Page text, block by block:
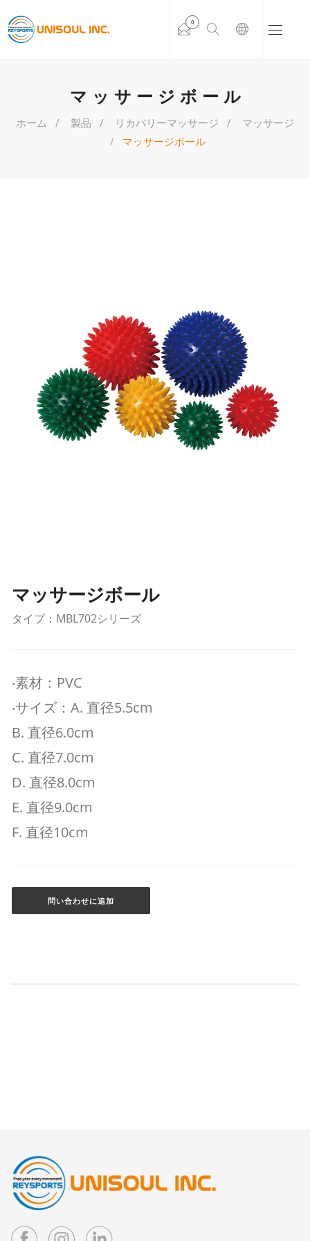
0
マッサージボール
ホーム 製品 リカバリーマッサージ
マッサージ
マッサージボール
マッサージボール
タイプ：MBL702シリーズ
‧素材：PVC
‧サイズ：A. 直径5.5cm
B. 直径6.0cm
C. 直径7.0cm
D. 直径8.0cm
E. 直径9.0cm
F. 直径10cm
問い合わせに追加